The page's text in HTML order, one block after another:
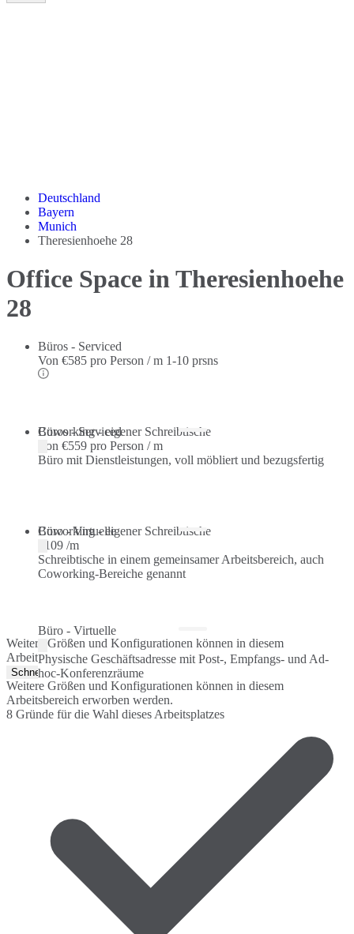
Deutschland
Bayern
Munich
Theresienhoehe 28
Office Space in Theresienhoehe
28
Büros - Serviced
Von €585 pro Person / m 1-10 prsns
Büros - Serviced
Büro mit Dienstleistungen, voll möbliert und bezugsfertig
Coworking - eigener Schreibtische
Von €559 pro Person / m
Coworking - eigener Schreibtische
Schreibtische in einem gemeinsamer Arbeitsbereich, auch
Coworking-Bereiche genannt
Büro - Virtuelle
€109 /m
Büro - Virtuelle
Physische Geschäftsadresse mit Post-, Empfangs- und Ad-
hoc-Konferenzräume
Weitere Größen und Konfigurationen können in diesem
Arbeitsbereich erworben werden.
Schnellangebot
Weitere Größen und Konfigurationen können in diesem
Arbeitsbereich erworben werden.
8 Gründe für die Wahl dieses Arbeitsplatzes